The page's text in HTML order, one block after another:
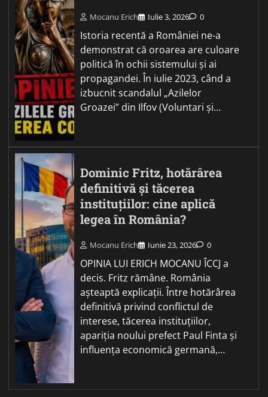
Mocanu Erich Iulie 3, 2026 0
Istoria recentă a României ne-a
demonstrat că oroarea are culoare
politică în ochii sistemului și ai
propagandei. În iulie 2023, când a
izbucnit scandalul „Azilelor
Groazei” din Ilfov (Voluntari și…
Dominic Fritz, hotărârea
definitivă și tăcerea
instituțiilor: cine aplică
legea în România?
Mocanu Erich Iunie 23, 2026 0
OPINIA LUI ERICH MOCANU ÎCCJ a
decis. Fritz rămâne. România
așteaptă explicații. Între hotărârea
definitivă privind conflictul de
interese, tăcerea instituțiilor,
apariția noului prefect Paul Finta și
influența economică germană,…